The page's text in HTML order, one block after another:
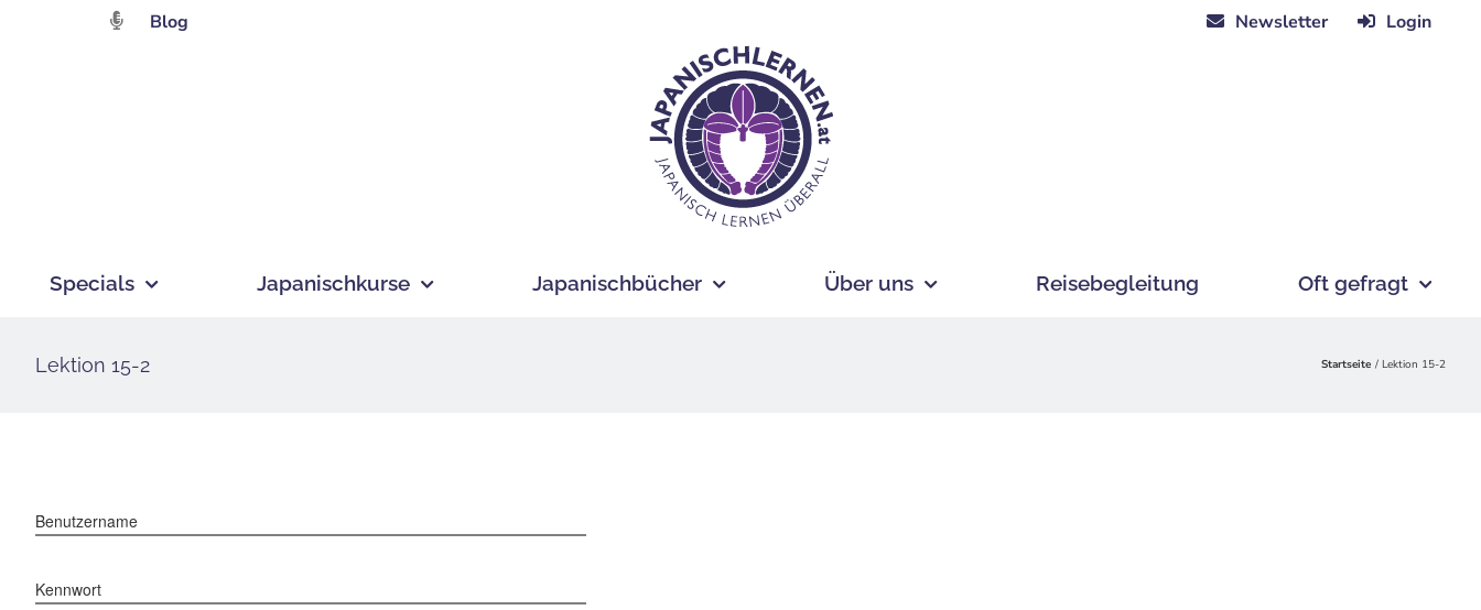
Blog Newsletter Login
Specials Japanischkurse Japanischbücher Über uns Reisebegleitung Oft gefragt
Lektion 15-2 Startseite Lektion 15-2
Benutzername
Kennwort